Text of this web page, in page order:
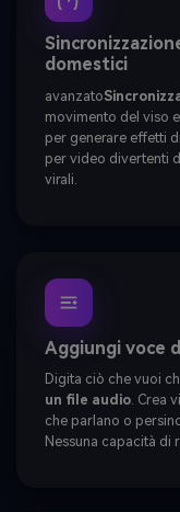
domestici
avanzato
movimento del viso
per generare effetti
per video divertenti
virali.
Aggiungi voce
Digita ciò che vuoi
un file audio. Crea
che parlano o
Nessuna capacità di